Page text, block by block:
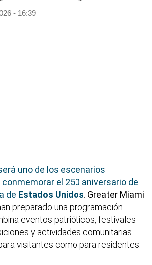
- 16:39
uno de los escenarios
el 250 aniversario de
de Estados Unidos Greater Miami
preparado una programación
eventos patrióticos, festivales
y actividades comunitarias
visitantes como para residentes.